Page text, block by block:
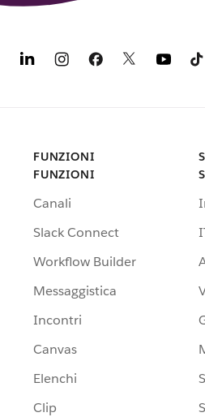
FUNZIONI
FUNZIONI
Canali
Slack Connect
Workflow Builder
Messaggistica
Incontri
Canvas
Elenchi
Clip